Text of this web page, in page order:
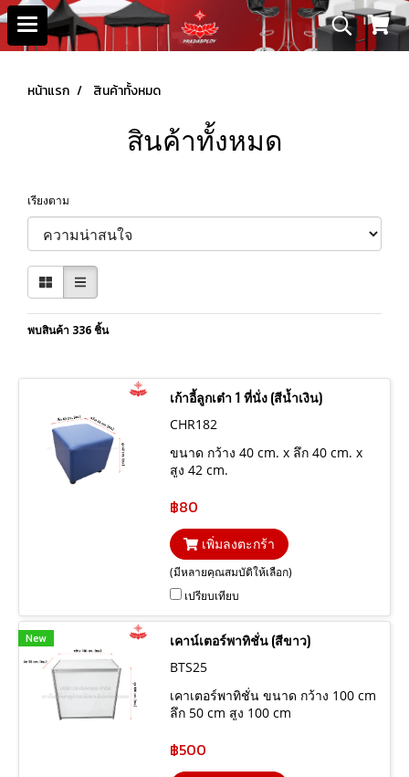
หน้าแรก สินค้าทั้งหมด
สินค้าทั้งหมด
เรียงตาม
พบสินค้า 336 ชิ้น
เก้าอี้ลูกเต๋า 1 ที่นั่ง (สีน้ำเงิน)
CHR182
ขนาด กว้าง 40 cm. x ลึก 40 cm. x
สูง 42 cm.
฿80
เพิ่มลงตะกร้า
(มีหลายคุณสมบัติให้เลือก)
เปรียบเทียบ
New
เคาน์เตอร์พาทิชั่น (สีขาว)
BTS25
เคาเตอร์พาทิชั่น ขนาด กว้าง 100 cm
ลึก 50 cm สูง 100 cm
฿500